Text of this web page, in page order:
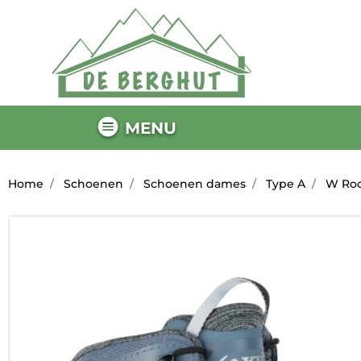
MENU
Home Schoenen Schoenen dames Type A W